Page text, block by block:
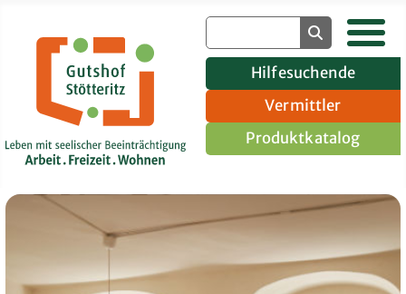
Hilfesuchende
Vermittler
Produktkatalog